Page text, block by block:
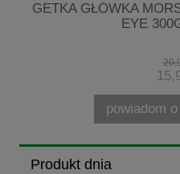
GETKA GŁÓWKA
EYE
powiadom
Produkt dnia